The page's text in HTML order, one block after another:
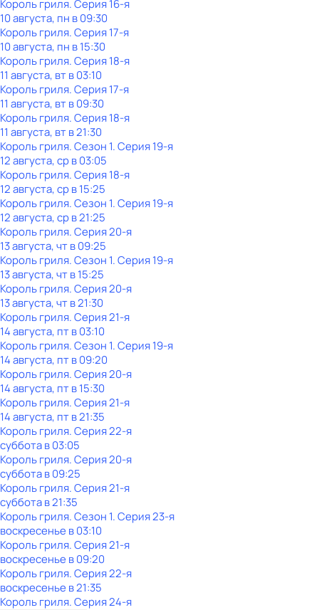
Король гриля. Серия 16-я
10 августа, пн в 09:30
Король гриля. Серия 17-я
10 августа, пн в 15:30
Король гриля. Серия 18-я
11 августа, вт в 03:10
Король гриля. Серия 17-я
11 августа, вт в 09:30
Король гриля. Серия 18-я
11 августа, вт в 21:30
Король гриля. Сезон 1. Серия 19-я
12 августа, ср в 03:05
Король гриля. Серия 18-я
12 августа, ср в 15:25
Король гриля. Сезон 1. Серия 19-я
12 августа, ср в 21:25
Король гриля. Серия 20-я
13 августа, чт в 09:25
Король гриля. Сезон 1. Серия 19-я
13 августа, чт в 15:25
Король гриля. Серия 20-я
13 августа, чт в 21:30
Король гриля. Серия 21-я
14 августа, пт в 03:10
Король гриля. Сезон 1. Серия 19-я
14 августа, пт в 09:20
Король гриля. Серия 20-я
14 августа, пт в 15:30
Король гриля. Серия 21-я
14 августа, пт в 21:35
Король гриля. Серия 22-я
субботав03:05
Король гриля. Серия 20-я
субботав09:25
Король гриля. Серия 21-я
субботав21:35
Король гриля. Сезон 1. Серия 23-я
воскресенье в03:10
Король гриля. Серия 21-я
воскресенье в09:20
Король гриля. Серия 22-я
воскресенье в21:35
Король гриля. Серия 24-я